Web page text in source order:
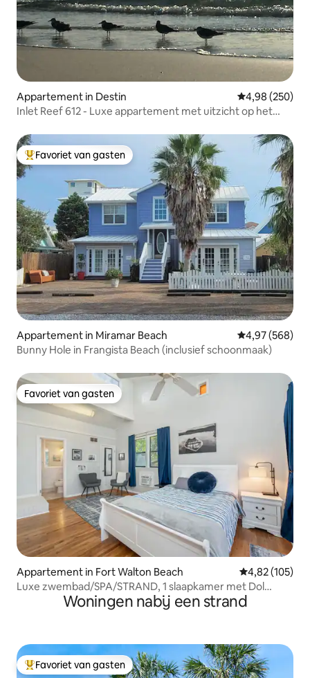
Appartement in Destin Gemiddelde
4,98 (250)
Inlet Reef 612 - Luxe appartement met uitzicht op het
Topfavoriet van gasten
Favoriet van gasten
Appartement in Miramar Beach Gemiddelde
4,97 (568)
Bunny Hole in Frangista Beach (inclusief schoonmaak)
Favoriet van gasten
Favoriet van gasten
Appartement in Fort Walton Beach Gemiddelde
4,82 (105)
Luxe zwembad/SPA/STRAND, 1 slaapkamer met Dol
uitzicht, volledige keuken
Woningen nabij een strand
Topfavoriet van gasten
Favoriet van gasten